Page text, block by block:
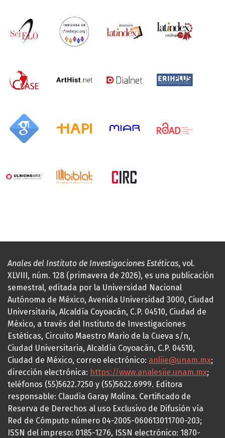
Anales del Instituto de Investigaciones Estéticas, vol.
XLVIII, núm. 128 (primavera de 2026), es una publicación
semestral, editada por la Universidad Nacional
Autónoma de México, Avenida Universidad 3000, Ciudad
Universitaria, Alcaldía Coyoacán, C.P. 04510, Ciudad de
México, a través del Instituto de Investigaciones
Estéticas, Circuito Maestro Mario de la Cueva s/n,
Ciudad Universitaria, Alcaldía Coyoacán, C.P. 04510,
Ciudad de México, correo electrónico: anliie@unam.mx;
dirección electrónica: https://www.analesiie.unam.mx;
teléfonos (55)5622.7250 y (55)5622.6999. Editora
responsable: Claudia Garay Molina. Certificado de
Reserva de Derechos al uso Exclusivo de Difusión vía
Red de Cómputo número 04-2005-060613011700-203;
ISSN del impreso: 0185-1276, ISSN electrónico: 1870-